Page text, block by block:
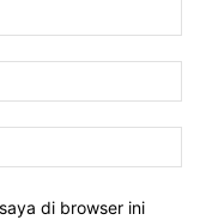
di browser ini